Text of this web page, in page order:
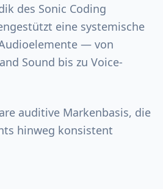
des Sonic Coding
eine systemische
— von
Sound bis zu Voice-
auditive Markenbasis, die
hinweg konsistent